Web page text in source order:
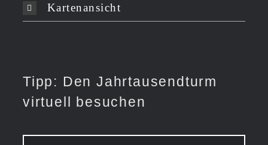
Kartenansicht
Tipp: Den Jahrtausendturm
virtuell besuchen